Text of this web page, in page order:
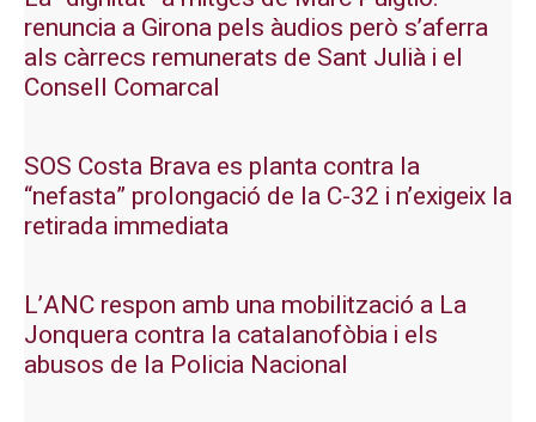
renuncia a Girona pels àudios però s’aferra
als càrrecs remunerats de Sant Julià i el
Consell Comarcal
SOS Costa Brava es planta contra la
“nefasta” prolongació de la C-32 i n’exigeix la
retirada immediata
L’ANC respon amb una mobilització a La
Jonquera contra la catalanofòbia i els
abusos de la Policia Nacional